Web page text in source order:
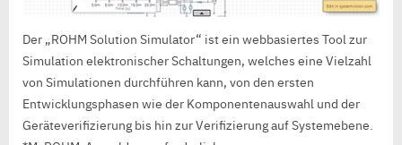
Der „ROHM Solution Simulator“ ist ein webbasiertes Tool zur
Simulation elektronischer Schaltungen, welches eine Vielzahl
von Simulationen durchführen kann, von den ersten
Entwicklungsphasen wie der Komponentenauswahl und der
Geräteverifizierung bis hin zur Verifizierung auf Systemebene.